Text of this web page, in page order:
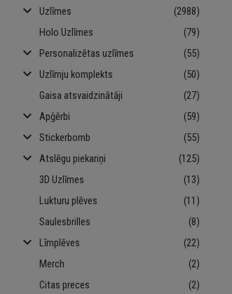
keyboard_arrow_down Uzlīmes
(2988)
Holo Uzlīmes
(79)
keyboard_arrow_down Personalizētas uzlīmes (55)
keyboard_arrow_down Uzlīmju komplekts
(50)
Gaisa atsvaidzinātāji
(27)
keyboard_arrow_down Apģērbi (59)
keyboard_arrow_down Stickerbomb (55)
keyboard_arrow_down Atslēgu piekariņi
(125)
3D Uzlīmes
(13)
Lukturu plēves
(11)
Saulesbrilles
(8)
keyboard_arrow_down Līmplēves
(22)
Merch
(2)
Citas preces
(2)